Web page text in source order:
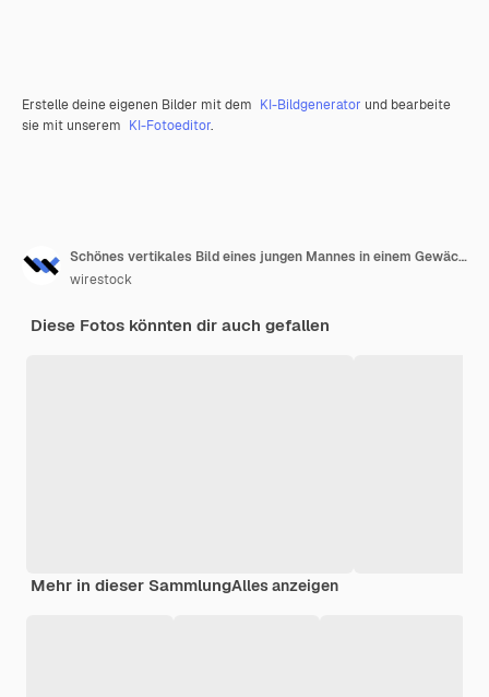
Erstelle deine eigenen Bilder mit dem KI-Bildgenerator und bearbeite
sie mit unserem KI-Fotoeditor.
Schönes vertikales Bild eines jungen Mannes in einem Gewächshaus, umgeben von Blättern
wirestock
Diese Fotos könnten dir auch gefallen
Mehr in dieser SammlungAlles anzeigen